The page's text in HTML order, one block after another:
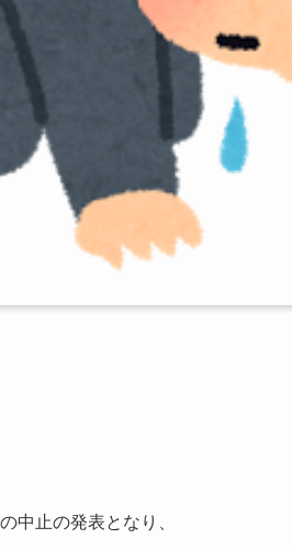
中止の発表となり、